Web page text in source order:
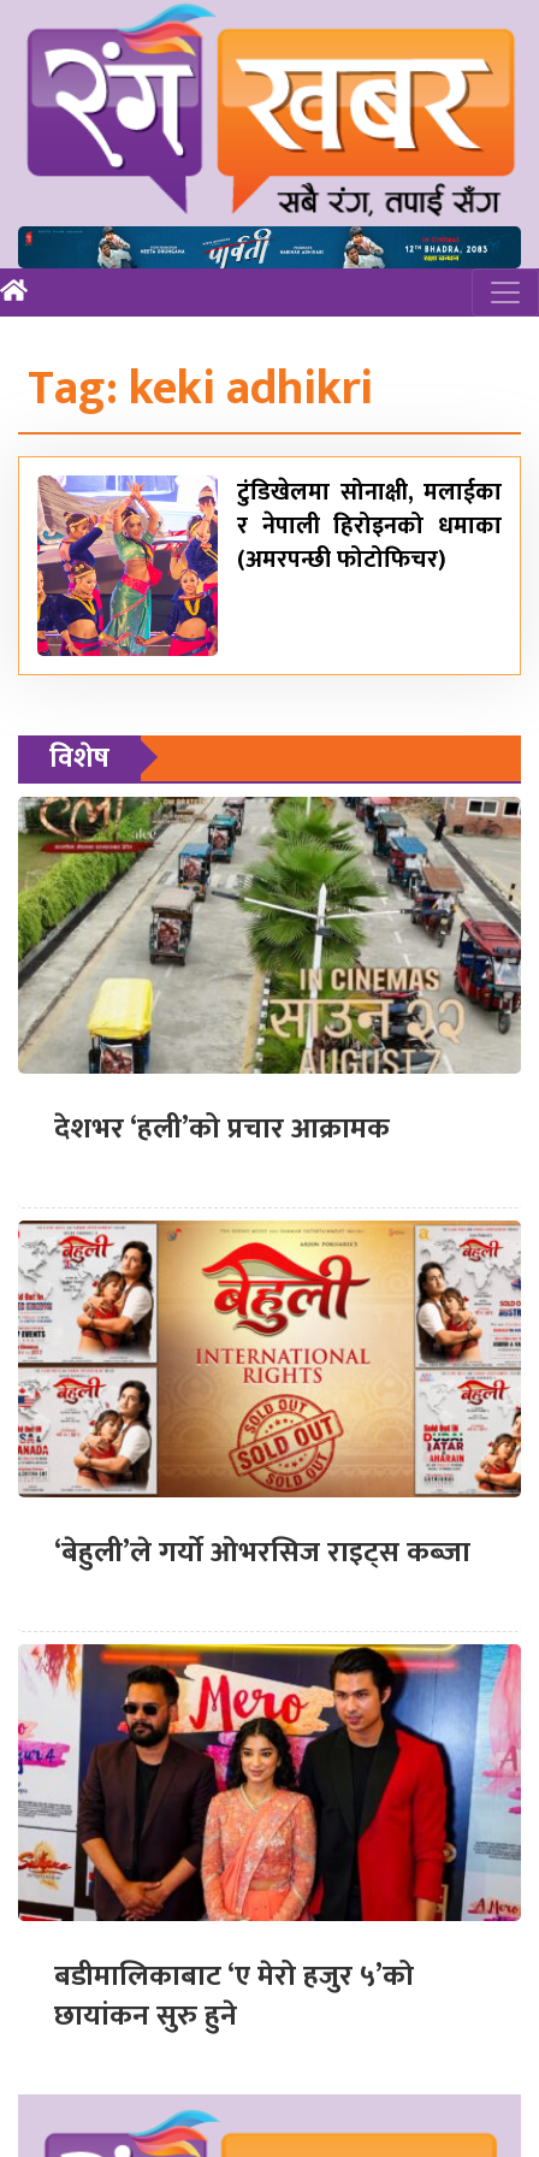
Tag:keki adhikri
टुंडिखेलमा सोनाक्षी, मलाईका
र नेपाली हिरोइनको धमाका
(अमरपन्छी फोटोफिचर)
विशेष
देशभर ‘हली’को प्रचार आक्रामक
‘बेहुली’ले गर्यो ओभरसिज राइट्स कब्जा
बडीमालिकाबाट ‘ए मेरो हजुर ५’को
छायांकन सुरु हुने